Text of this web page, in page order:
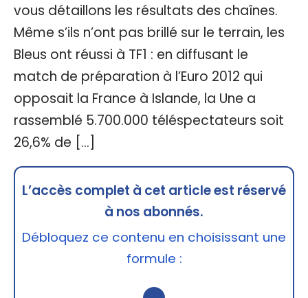
vous détaillons les résultats des chaînes.
Même s’ils n’ont pas brillé sur le terrain, les
Bleus ont réussi à TF1 : en diffusant le
match de préparation à l’Euro 2012 qui
opposait la France à Islande, la Une a
rassemblé 5.700.000 téléspectateurs soit
26,6% de […]
L’accès complet à cet article est réservé
à nos abonnés.
Débloquez ce contenu en choisissant une
formule :